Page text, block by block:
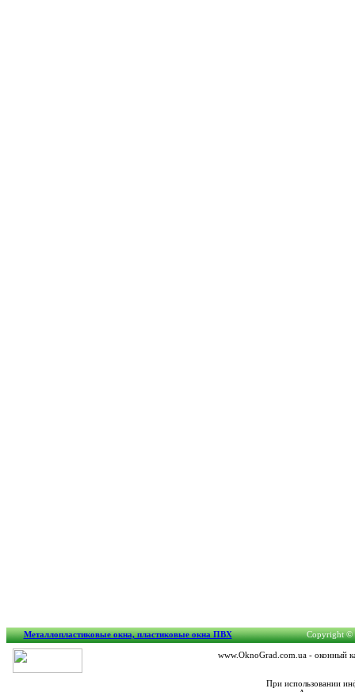
Металлопластиковые окна, пластиковые окна ПВХ Copyright ©
www.OknoGrad.com.ua - оконный
При использовании